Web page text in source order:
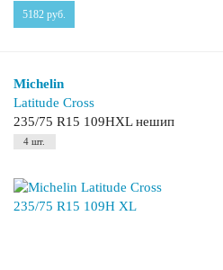
5182 руб.
Michelin
Latitude Cross
235/75 R15 109HXL нешип
4 шт.